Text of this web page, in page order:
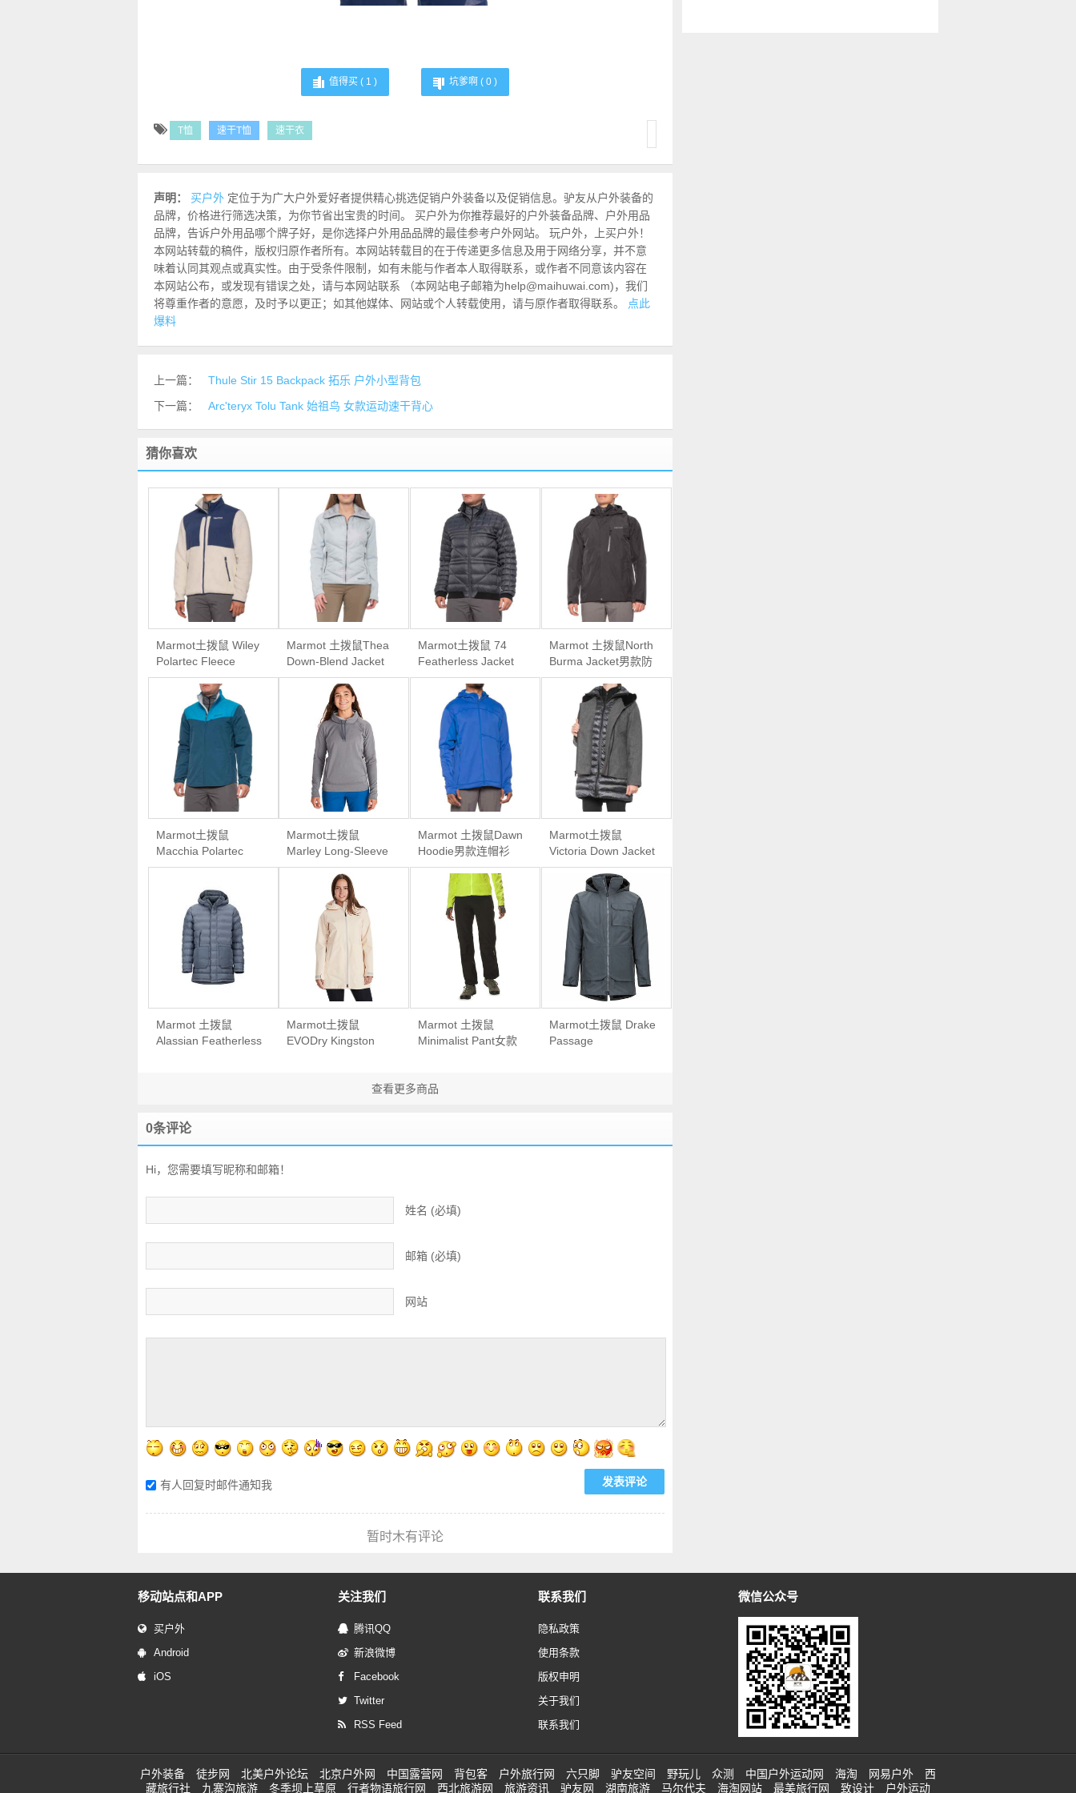
值得买 ( 1 ) 坑爹啊 ( 0 )
T恤 速干T恤 速干衣
声明： 买户外 定位于为广大户外爱好者提供精心挑选促销户外装备以及促销信息。驴友从户外装备的
品牌，价格进行筛选决策，为你节省出宝贵的时间。 买户外为你推荐最好的户外装备品牌、户外用品
品牌，告诉户外用品哪个牌子好，是你选择户外用品品牌的最佳参考户外网站。 玩户外，上买户外！
本网站转载的稿件，版权归原作者所有。本网站转载目的在于传递更多信息及用于网络分享，并不意
味着认同其观点或真实性。由于受条件限制，如有未能与作者本人取得联系，或作者不同意该内容在
本网站公布，或发现有错误之处，请与本网站联系 （本网站电子邮箱为help@maihuwai.com)，我们
将尊重作者的意愿，及时予以更正；如其他媒体、网站或个人转载使用，请与原作者取得联系。
点此
爆料
上一篇：
Thule Stir 15 Backpack 拓乐 户外小型背包
下一篇：
Arc'teryx Tolu Tank 始祖鸟 女款运动速干背心
猜你喜欢
Marmot土拨鼠 Wiley
Polartec Fleece
Jacket男款抓绒外套
Marmot 土拨鼠Thea
Down-Blend Jacket
女款700蓬羽绒服
Marmot土拨鼠 74
Featherless Jacket
男款无羽绒保暖外套
Marmot 土拨鼠North
Burma Jacket男款防
水冲锋衣夹克
Marmot土拨鼠
Macchia Polartec
Alpha Jacket男款轻
Marmot土拨鼠
Marley Long-Sleeve
Shirt女款连帽衫卫衣
Marmot 土拨鼠Dawn
Hoodie男款连帽衫
Marmot土拨鼠
Victoria Down Jacket
女款二合一羽绒服外
Marmot 土拨鼠
Alassian Featherless
Marmot土拨鼠
EVODry Kingston
Marmot 土拨鼠
Minimalist Pant女款
Marmot土拨鼠 Drake
Passage
查看更多商品
0条评论
Hi，您需要填写昵称和邮箱！
姓名 (必填)
邮箱 (必填)
网站
有人回复时邮件通知我
暂时木有评论
移动站点和APP
买户外
Android
iOS
关注我们
腾讯QQ
新浪微博
Facebook
Twitter
RSS Feed
联系我们
隐私政策
使用条款
版权申明
关于我们
联系我们
微信公众号
户外装备 徒步网 北美户外论坛 北京户外网 中国露营网 背包客 户外旅行网 六只脚 驴友空间 野玩儿 众测 中国户外运动网 海淘 网易户外
西
藏旅行社
九寨沟旅游 冬季坝上草原 行者物语旅行网 西北旅游网 旅游资讯 驴友网 湖南旅游 马尔代夫 海淘网站 最美旅行网 致设计 户外运动